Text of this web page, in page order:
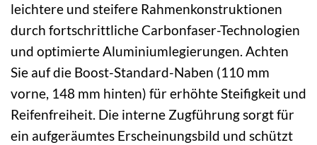
leichtere und steifere Rahmenkonstruktionen
durch fortschrittliche Carbonfaser-Technologien
und optimierte Aluminiumlegierungen. Achten
Sie auf die Boost-Standard-Naben (110 mm
vorne, 148 mm hinten) für erhöhte Steifigkeit und
Reifenfreiheit. Die interne Zugführung sorgt für
ein aufgeräumtes Erscheinungsbild und schützt